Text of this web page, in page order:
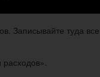
Записывайте туда
расходов».